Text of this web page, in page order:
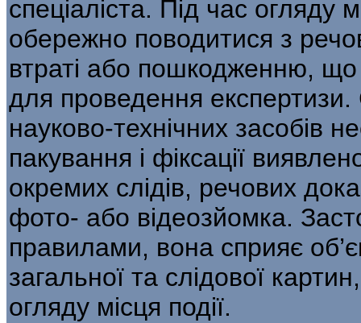
спеціаліста. Під час огляду
обережно поводитися з
втраті або пошкодженню,
для проведення
науково-технічних засобів
пакування і фіксації
окремих слідів, речових
фото- або відеозйомка.
правилами, вона сприяє
загальної та слі­дової
огляду місця події.